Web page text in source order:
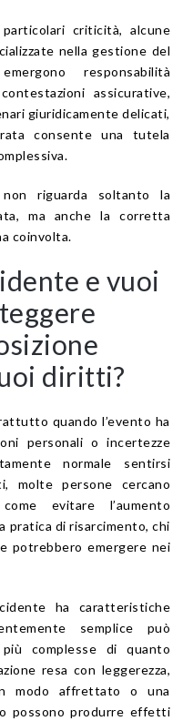
criticità, alcune
nella gestione del
responsabilità
assicurative,
giuridicamente delicati,
consente una tutela
riguarda soltanto la
ma anche la corretta
coinvolta.
e vuoi
diritti?
quando l’evento ha
personali o incertezze
normale sentirsi
molte persone cercano
evitare l’aumento
pratica di risarcimento, chi
potrebbero emergere nei
ha caratteristiche
semplice può
complesse di quanto
resa con leggerezza,
modo affrettato o una
possono produrre effetti